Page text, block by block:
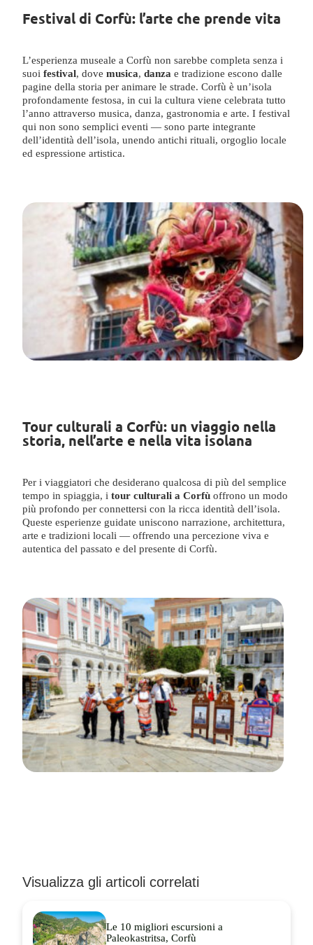
Visualizza gli articoli correlati
Le 10 migliori escursioni a
Paleokastritsa, Corfù
Festival di Corfù: l’arte che prende vita
L’esperienza museale a Corfù non sarebbe completa senza i
suoifestival, dovemusica,danza e tradizione escono dalle
pagine della storia per animare le strade. Corfù è un’isola
profondamente festosa, in cui la cultura viene celebrata tutto
l’anno attraverso musica, danza, gastronomia e arte. I festival
qui non sono semplici eventi — sono parte integrante
dell’identità dell’isola, unendo antichi rituali, orgoglio locale
ed espressione artistica.
Tour culturali a Corfù: un viaggio nella
storia, nell’arte e nella vita isolana
Per i viaggiatori che desiderano qualcosa di più del semplice
tempo in spiaggia, itour culturali a Corfù offrono un modo
più profondo per connettersi con la ricca identità dell’isola.
Queste esperienze guidate uniscono narrazione, architettura,
arte e tradizioni locali — offrendo una percezione viva e
autentica del passato e del presente di Corfù.